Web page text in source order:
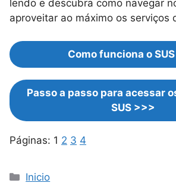
lendo e descubra como navegar
aproveitar ao máximo os serviços
Como funciona o SUS
Passo a passo para acessar
SUS >>>
Páginas: 1 2 3 4
Categorias
Inicio